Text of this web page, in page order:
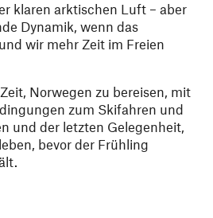
klaren arktischen Luft – aber
Dynamik, wenn das
wir mehr Zeit im Freien
Norwegen zu bereisen, mit
zum Skifahren und
und der letzten Gelegenheit,
bevor der Frühling